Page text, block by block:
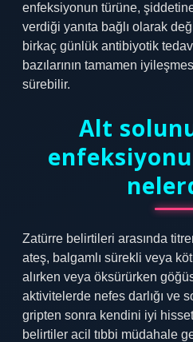
enfeksiyonun türüne,
verdiği yanıta bağlı olarak
birkaç günlük antibiyotik
bazılarının tamamen
sürebilir.
Alt
Zatürre belirtileri arasında
ateş, balgamlı sürekli veya
alırken veya öksürürken göğüs
aktivitelerde nefes darlığı ve
gripten sonra kendini iyi
belirtiler acil tıbbi müdahale